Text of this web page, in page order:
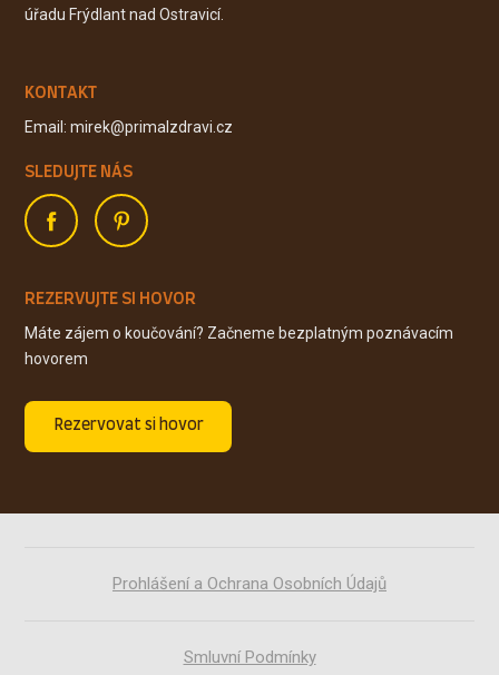
úřadu Frýdlant nad Ostravicí.
KONTAKT
Email: mirek@primalzdravi.cz
SLEDUJTE NÁS
REZERVUJTE SI HOVOR
Máte zájem o koučování? Začneme bezplatným poznávacím
hovorem
Rezervovat si hovor
Prohlášení a Ochrana Osobních Údajů
Smluvní Podmínky